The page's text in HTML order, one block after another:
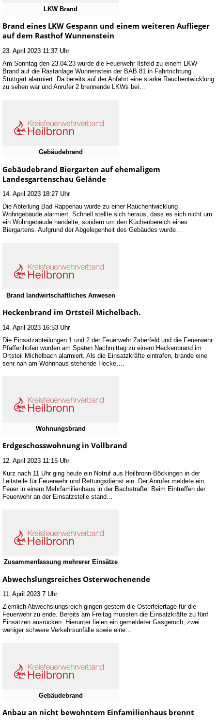
LKW Brand
Brand eines LKW Gespann und einem weiteren Auflieger
auf dem Rasthof Wunnenstein
23. April 2023 11:37 Uhr
Am Sonntag den 23.04.23 wurde die Feuerwehr Ilsfeld zu einem LKW-
Brand auf die Rastanlage Wunnenstein der BAB 81 in Fahrtrichtung
Stuttgart alarmiert. Da bereits auf der Anfahrt eine starke Rauchentwicklung
zu sehen war und Anrufer 2 brennende LKWs bei…
Gebäudebrand
Gebäudebrand Biergarten auf ehemaligem
Landesgartenschau Gelände
14. April 2023 18:27 Uhr
Die Abteilung Bad Rappenau wurde zu einer Rauchentwicklung
Wohngebäude alarmiert. Schnell stellte sich heraus, dass es sich nicht um
ein Wohngebäude handelte, sondern um den Küchenbereich eines
Biergartens. Aufgrund der Abgelegenheit des Gebäudes wurde…
Brand landwirtschaftliches Anwesen
Heckenbrand im Ortsteil Michelbach.
14. April 2023 16:53 Uhr
Die Einsatzabteilungen 1 und 2 der Feuerwehr Zaberfeld und die Feuerwehr
Pfaffenhofen wurden am Späten Nachmittag zu einem Heckenbrand im
Ortsteil Michelbach alarmiert. Als die Einsatzkräfte eintrafen, brande eine
sehr nah am Wohnhaus stehende Hecke….
Wohnungsbrand
Erdgeschosswohnung in Vollbrand
12. April 2023 11:15 Uhr
Kurz nach 11 Uhr ging heute ein Notruf aus Heilbronn-Böckingen in der
Leitstelle für Feuerwehr und Rettungsdienst ein. Der Anrufer meldete ein
Feuer in einem Mehrfamilienhaus in der Bachstraße. Beim Eintreffen der
Feuerwehr an der Einsatzstelle stand…
Zusammenfassung mehrerer Einsätze
Abwechslungsreiches Osterwochenende
11. April 2023 7 Uhr
Ziemlich Abwechslungsreich gingen gestern die Osterfeiertage für die
Feuerwehr zu ende. Bereits am Freitag mussten die Einsatzkräfte zu fünf
Einsätzen ausrücken. Hierunter fielen ein gemeldeter Gasgeruch, zwei
weniger schwere Verkehrsunfälle sowie eine…
Gebäudebrand
Anbau an nicht bewohntem Einfamilienhaus brennt